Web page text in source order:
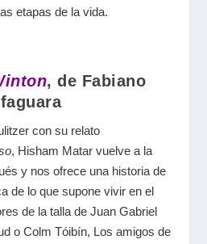
etapas de la vida.
, de Fabiano
con su relato
, Hisham Matar vuelve a la
y nos ofrece una historia de
de lo que supone vivir en el
de la talla de Juan Gabriel
o Colm Tóibín, Los amigos de